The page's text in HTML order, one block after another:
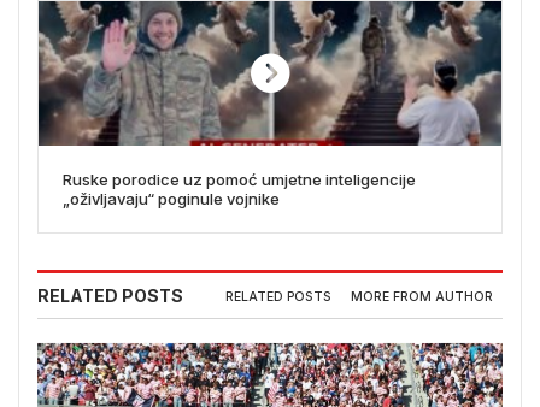
Ruske porodice uz pomoć umjetne inteligencije
„oživljavaju“ poginule vojnike
RELATED POSTS RELATED POSTS MORE FROM AUTHOR